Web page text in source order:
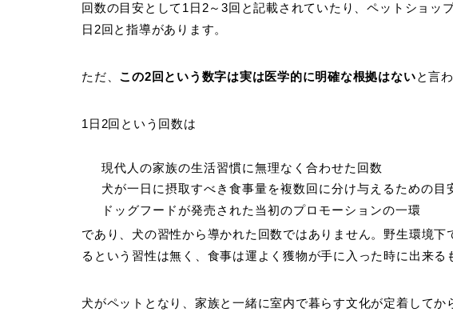
回数の目安として1日2～3回と記載されていたり、ペットショッ
日2回と指導があります。
ただ、 この2回という数字は実は医学的に明確な根拠はないと言
1日2回という回数は
現代人の家族の生活習慣に無理なく合わせた回数
犬が一日に摂取すべき食事量を複数回に分け与えるための目
ドッグフードが発売された当初のプロモーションの一環
であり、犬の習性から導かれた回数ではありません。野生環境
るという習性は無く、食事は運よく獲物が手に入った時に出来る
犬がペットとなり、家族と一緒に室内で暮らす文化が定着して